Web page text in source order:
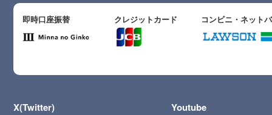
即時口座振替 クレジットカード コンビニ・ネット
X(Twitter) Youtube